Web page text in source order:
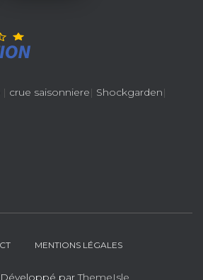
| crue saisonniere| Shockgarden|
MENTIONS LÉGALES
Développé parThemeIsle